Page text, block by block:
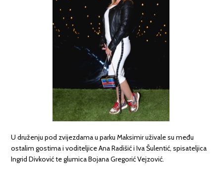
U druženju pod zvijezdama u parku Maksimir uživale su među
ostalim gostima i voditeljice Ana Radišić i Iva Šulentić, spisateljica
Ingrid Divković te glumica Bojana Gregorić Vejzović.